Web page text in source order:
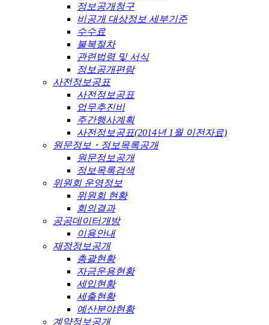
정보공개청구
비공개 대상정보 세부기준
수수료
불복절차
관련법령 및 서식
정보공개편람
사전정보공표
사전정보공표
업무추진비
주간행사계획
사전정보공표(2014년 1월 이전자료)
원문정보・정보목록공개
원문정보공개
정보목록검색
위원회 운영정보
위원회 현황
회의결과
공공데이터개방
이용안내
재정정보공개
총괄현황
자금운용현황
세입현황
세출현황
예산분야현황
계약정보공개